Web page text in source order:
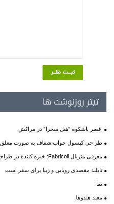
تیتر روزنوشت ها
قصر باشکوه “هتل سحرا” در مراکش
طراحی کپسول خواب شفاف به صورت معلق
معرفی متریال Fabricoil: خیره کننده در طراحی داخلی
تایلند مقصدی رویایی و زیبا برای سفر است
نما
معبد هندوها